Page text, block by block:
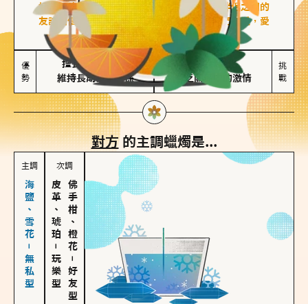
好友型的人喜歡分享生活中的點滴，重視與伴侶之間的
友誼和信任，穩定感是重要的關鍵詞。對他們來說，愛
情是心靈深處的共鳴和理解。
優
勢
擅長聆聽與溝通
維持長期穩定關係
不喜歡變化
缺乏關係中的激情
挑
戰
對方的主調蠟燭是...
主調
海鹽、雪花－無私型
次調
皮革、琥珀
－
玩樂型
佛手柑、橙花
－
好友型